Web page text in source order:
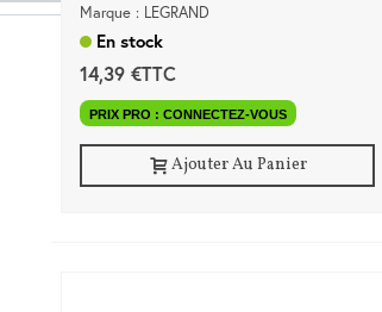
Marque : LEGRAND
En stock
14,39 €TTC
PRIX PRO : CONNECTEZ-VOUS
Ajouter Au Panier